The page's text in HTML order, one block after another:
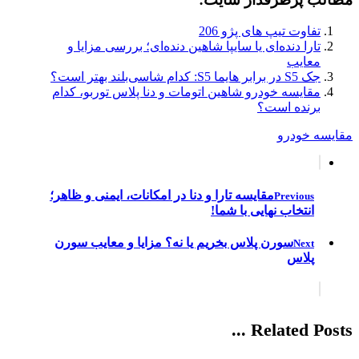
تارا دنده‌ای یا سایپا شاهین دنده‌ای؛ بررسی مزایا و
معایب
جک S5 در برابر هایما S5: کدام شاسی‌بلند بهتر است؟
مقایسه خودرو شاهین اتومات و دنا پلاس توربو، کدام
برنده است؟
مقایسه خودرو
Previousمقایسه تارا و دنا در امکانات، ایمنی و ظاهر؛
انتخاب نهایی با شما!
Nextسورن پلاس بخریم یا نه؟ مزایا و معایب سورن
پلاس
Related Posts ...